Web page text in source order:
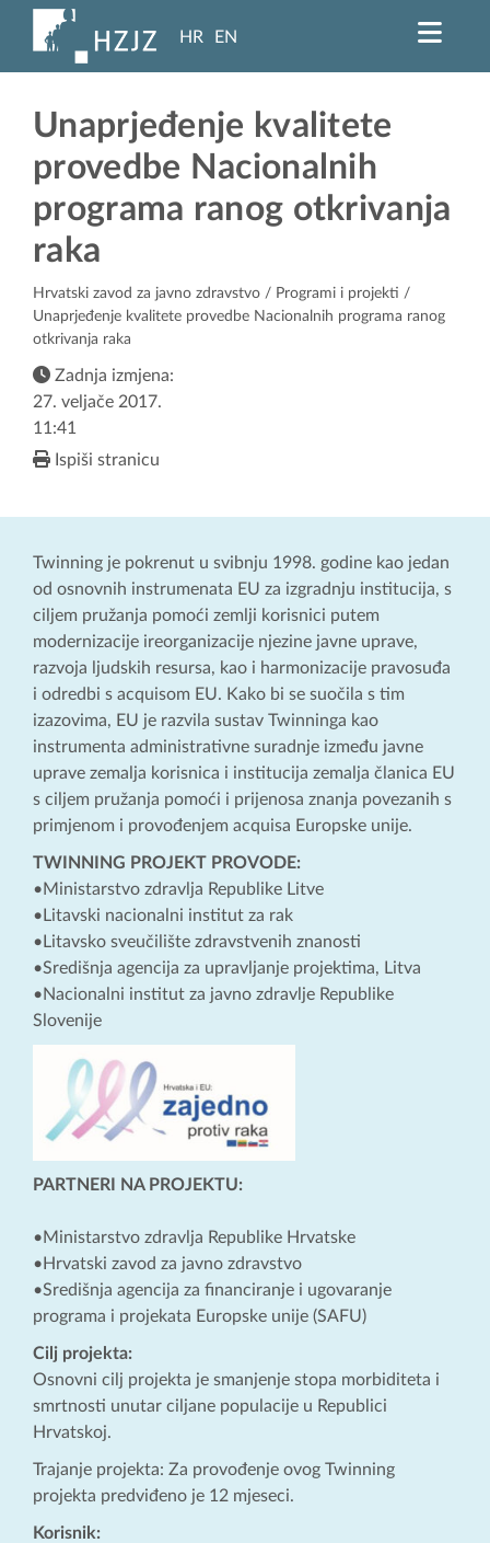
HR EN
Unaprjeđenje kvalitete
provedbe Nacionalnih
programa ranog otkrivanja
raka
Hrvatski zavod za javno zdravstvo / Programi i projekti /
Unaprjeđenje kvalitete provedbe Nacionalnih programa ranog
otkrivanja raka
Zadnja izmjena:
27. veljače 2017.
11:41
Ispiši stranicu
Twinning je pokrenut u svibnju 1998. godine kao jedan
od osnovnih instrumenata EU za izgradnju institucija, s
ciljem pružanja pomoći zemlji korisnici putem
modernizacije ireorganizacije njezine javne uprave,
razvoja ljudskih resursa, kao i harmonizacije pravosuđa
i odredbi s acquisom EU. Kako bi se suočila s tim
izazovima, EU je razvila sustav Twinninga kao
instrumenta administrativne suradnje između javne
uprave zemalja korisnica i institucija zemalja članica EU
s ciljem pružanja pomoći i prijenosa znanja povezanih s
primjenom i provođenjem acquisa Europske unije.
TWINNING PROJEKT PROVODE:
•Ministarstvo zdravlja Republike Litve
•Litavski nacionalni institut za rak
•Litavsko sveučilište zdravstvenih znanosti
•Središnja agencija za upravljanje projektima, Litva
•Nacionalni institut za javno zdravlje Republike
Slovenije
PARTNERI NA PROJEKTU:
•Ministarstvo zdravlja Republike Hrvatske
•Hrvatski zavod za javno zdravstvo
•Središnja agencija za financiranje i ugovaranje
programa i projekata Europske unije (SAFU)
Cilj projekta:
Osnovni cilj projekta je smanjenje stopa morbiditeta i
smrtnosti unutar ciljane populacije u Republici
Hrvatskoj.
Trajanje projekta: Za provođenje ovog Twinning
projekta predviđeno je 12 mjeseci.
Korisnik: